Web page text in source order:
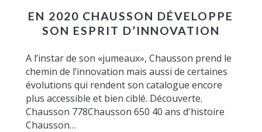
EN 2020 CHAUSSON DÉVELOPPE
SON ESPRIT D’INNOVATION
A l’instar de son «jumeaux», Chausson prend le
chemin de l’innovation mais aussi de certaines
évolutions qui rendent son catalogue encore
plus accessible et bien ciblé. Découverte.
Chausson 778Chausson 650 40 ans d'histoire
Chausson…